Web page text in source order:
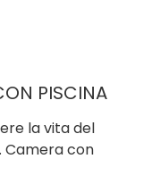
PISCINA
la vita del
Camera con